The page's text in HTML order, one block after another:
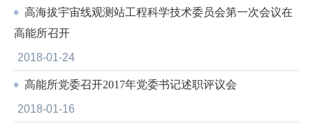
高海拔宇宙线观测站工程科学技术委员会第一次会议在
高能所召开
2018-01-24
高能所党委召开2017年党委书记述职评议会
2018-01-16